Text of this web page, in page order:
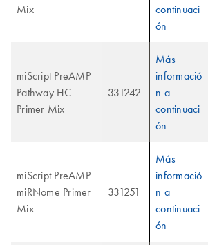
Mix
continuaci
ón
miScript PreAMP
Pathway HC
Primer Mix
331242
Más
informació
n a
continuaci
ón
miScript PreAMP
miRNome Primer
Mix
331251
Más
informació
n a
continuaci
ón